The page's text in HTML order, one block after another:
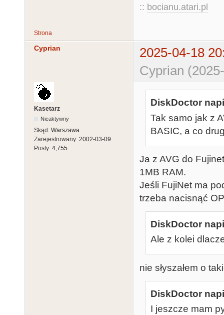
:: bocianu.atari.pl
Strona
Cyprian
2025-04-18
Cyprian
Kasetarz
Nieaktywny
Skąd: Warszawa
Zarejestrowany: 2002-03-09
Posty: 4,755
DiskDoctor
Tak samo jak z
BASIC, a co
Ja z AVG do
1MB RAM.
Jeśli FujiNet ma
trzeba nacisnąć
DiskDoctor
Ale z kolei
nie słyszałem o
DiskDoctor
I jeszcze mam